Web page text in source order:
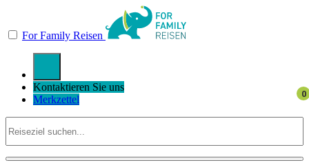
For Family Reisen
Kontaktieren Sie uns
Merkzettel